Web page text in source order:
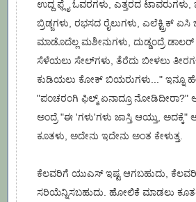
ಉದ್ದ ಫ್ಲೈ ಓವರಗಳು, ಎತ್ತರದ
ಬ್ರಿಡ್ಜಗಳು, ರಭಸದ ರೈಲುಗಳು, ಎಲೆಕ್ಟ್ರಿಕ್ ಏಸಿ
ಮಾಡೊದೆಲ್ಲ ಮಶೀನುಗಳು, ದುಡ್ಡಂದ್ರೆ
ಸೆಳೆಯಲು ಸೇಲ್‌ಗಳು, ತೆರೆದು ಬೀಳಲು
ಕುಡಿಯಲು ಕೋಕ್ ಬಿಯರುಗಳು..." ಇನ್ನೂ
"ಪಂಚರಂಗಿ ಫಿಲ್ಮ್ ಏನಾದ್ರೂ ನೋಡಿದೀರಾ?"
ಅಂದ್ರೆ "ಈ 'ಗಳು'ಗಳು ಜಾಸ್ತಿ ಆಯ್ತು,
ಕೂತಳು, ಅದೇನು ಇದೇನು ಅಂತ ಕೇಳುತ್ತ.
ಕೆಲವರಿಗೆ ಯುಎಸ್ ಇಷ್ಟ ಆಗಬಹುದು,
ಸರಿಯೆನ್ನಿಸಬಹುದು. ಹೋಲಿಕೆ ಮಾಡಲು